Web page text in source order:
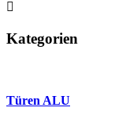

Kategorien
Türen ALU